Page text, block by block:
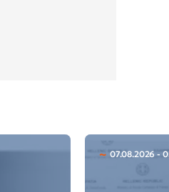
07.08.2026 -